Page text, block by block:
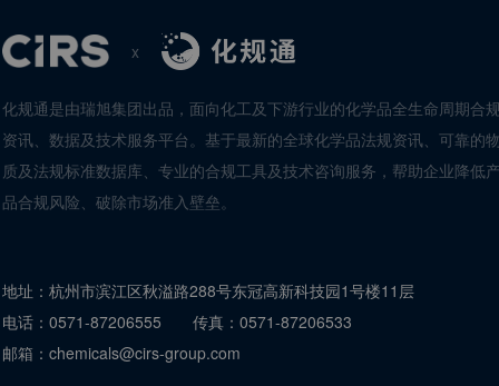
x
化规通是由瑞旭集团出品，面向化工及下游行业的化学品全生命周期合
资讯、数据及技术服务平台。基于最新的全球化学品法规资讯、可靠的
质及法规标准数据库、专业的合规工具及技术咨询服务，帮助企业降低
品合规风险、破除市场准入壁垒。
地址： 杭州市滨江区秋溢路288号东冠高新科技园1号楼11层
电话： 0571-87206555 传真： 0571-87206533
邮箱： chemicals@cirs-group.com